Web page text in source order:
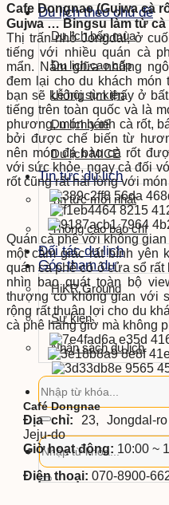
Du lịch theo chủ đề
Du lịch bốn mùa
Du lịch cao cấp
Lễ hội sự kiện
Du lịch y tế
Du lịch MICE
Tin tức du lịch
Tin tức mới nhất
Thông cáo báo chí
Đối tác du lịch
Góc tham dự
HiKR Ground
Sự kiện
Nhận sách du lịch
Cafe Dongnae (Gujwa cà
Gujwa … Bingsu làm từ cà
Thị trấn nhỏ Jongdal, ở
tiếng với nhiều quán cà
mẩn. Nằm giữa những
đem lại cho du khách món
bạn sẽ không tìm thấy ở
tiếng trên toàn quốc và là
phương, món bánh cà rốt,
bởi được chế biến từ
nên món đá bào cà rốt
với sức khỏe, ngay cả đối
rốt cũng rất hài lòng với
Quán cà phê với không
một cảm giác rất bình yên
quán cà phê có ô cửa sổ
nhìn bao quát toàn bộ
thượng có không gian với
rộng rất thuận lợi cho du
cà phê hàng giờ mà không
Café Dongnae
Địa chỉ: 23, Jongdal-
Jeju-do
Giờ hoạt động: 10:00 ~
Điện thoại: 070-8900-